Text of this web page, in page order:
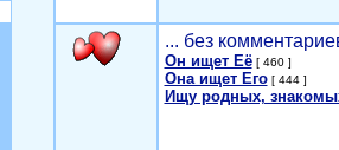
... без
Он ищет Её[ 460 ]
Она ищет Его[ 444 ]
Ищу родных,